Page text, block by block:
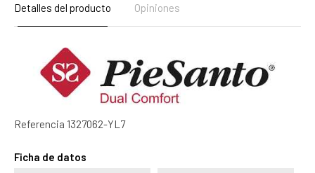
Detalles del producto Opiniones
Referencia 1327062-YL7
Ficha de datos